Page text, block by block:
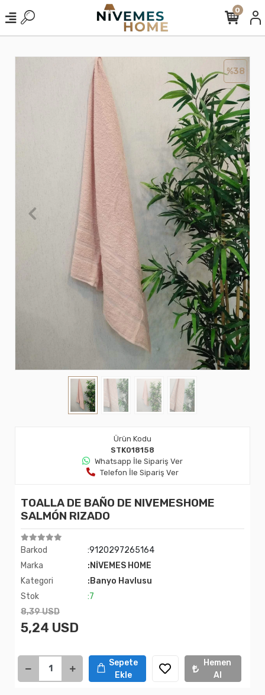
0
%38
Ürün Kodu
STK018158
Whatsapp İle Sipariş Ver
Telefon İle Sipariş Ver
TOALLA DE BAÑO DE NIVEMESHOME
SALMÓN RIZADO
Barkod
:9120297265164
Marka
:NİVEMES HOME
Kategori
:Banyo Havlusu
Stok
:7
8,39 USD
5,24 USD
Sepete
Ekle
Hemen
Al